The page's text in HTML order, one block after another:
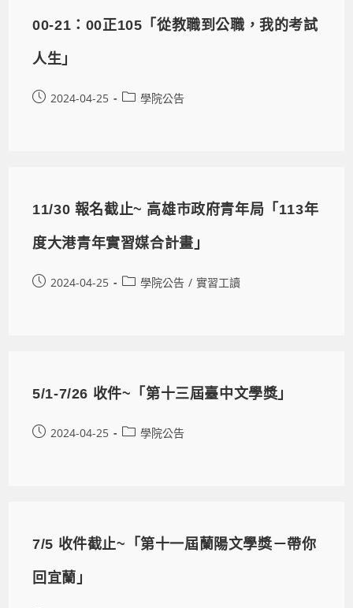
00-21：00正105「從教職到公職，我的考試
人生」
2024-04-25 學院公告
11/30 報名截止~ 高雄市政府青年局「113年
度大港青年實習媒合計畫」
2024-04-25 學院公告 / 實習工讀
5/1-7/26 收件~「第十三屆臺中文學獎」
2024-04-25 學院公告
7/5 收件截止~「第十一屆蘭陽文學獎－帶你
回宜蘭」